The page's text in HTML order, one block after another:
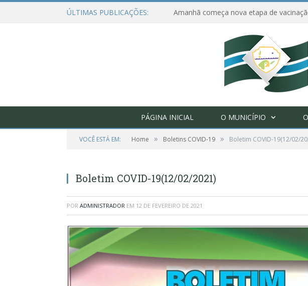
ÚLTIMAS PUBLICAÇÕES:
PÁGINA INICIAL O MUNICÍPIO
VOCÊ ESTÁ EM: Home » Boletins COVID-19 » Boletim COVID-19(12/02/
Boletim COVID-19(12/02/2021)
POR ADMINISTRADOR EM 12 DE FEVEREIRO DE 2021